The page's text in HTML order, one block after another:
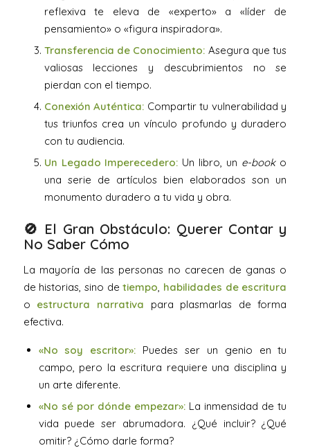
reflexiva te eleva de «experto» a «líder de
pensamiento» o «figura inspiradora».
Transferencia de Conocimiento: Asegura que tus
valiosas lecciones y descubrimientos no se
pierdan con el tiempo.
Conexión Auténtica: Compartir tu vulnerabilidad y
tus triunfos crea un vínculo profundo y duradero
con tu audiencia.
Un Legado Imperecedero: Un libro, un e-booko
una serie de artículos bien elaborados son un
monumento duradero a tu vida y obra.
🚫 El Gran Obstáculo: Querer Contar y
No Saber Cómo
La mayoría de las personas no carecen de ganas o
de historias, sino detiempo, habilidades de escritura
o estructura narrativa para plasmarlas de forma
efectiva.
«No soy escritor»: Puedes ser un genio en tu
campo, pero la escritura requiere una disciplina y
un arte diferente.
«No sé por dónde empezar»:La inmensidad de tu
vida puede ser abrumadora. ¿Qué incluir? ¿Qué
omitir? ¿Cómo darle forma?